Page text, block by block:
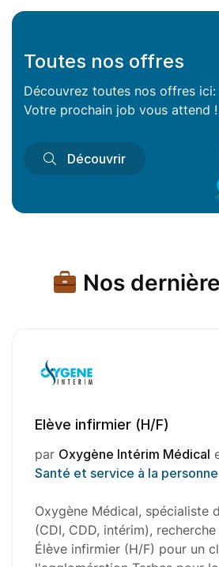
Toutes nos offres
Découvrez toutes nos offres ici:
Votre prochain job vous attend !
Découvrir
Nos
Elève infirmier (H/F)
par Oxygène Intérim Médical
Santé et service à la personne
Oxygène Médical, spécialiste
(CDI, CDD, intérim),
Élève infirmier (H/F) pour un